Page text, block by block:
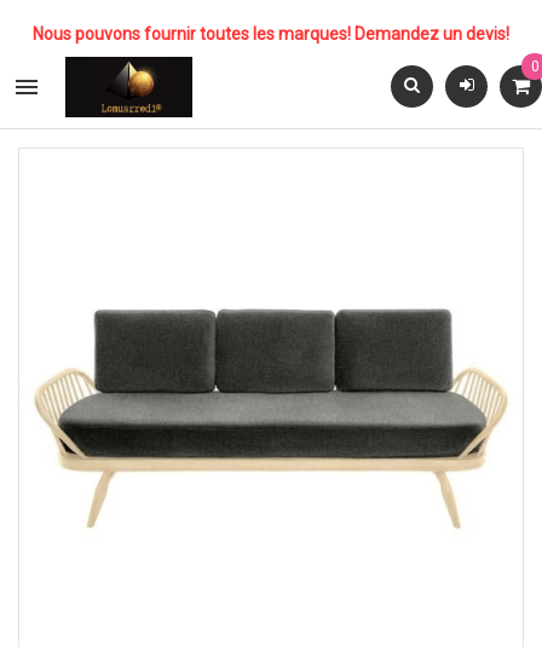
Nous pouvons fournir toutes les marques! Demandez un devis!

0